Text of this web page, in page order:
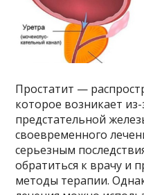
Простатит —
которое возникает
предстательной
своевременного
серьезным
обратиться к врачу и
методы терапии.